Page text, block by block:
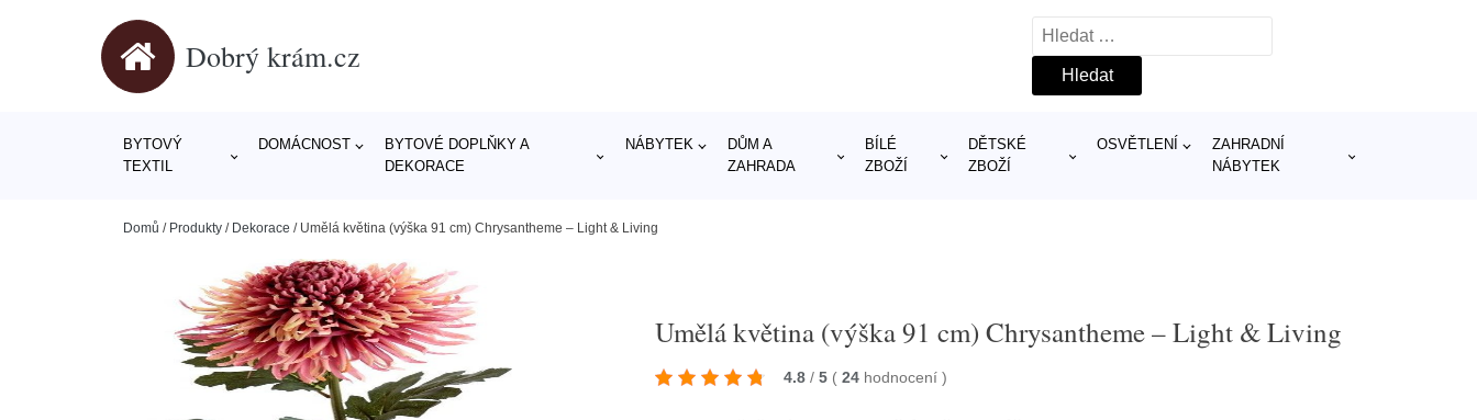
Dobrý krám.cz
Vyhledávání
BYTOVÝ
TEXTIL
DOMÁCNOST
BYTOVÉ DOPLŇKY A
DEKORACE
NÁBYTEK
DŮM A
ZAHRADA
BÍLÉ
ZBOŽÍ
DĚTSKÉ
ZBOŽÍ
OSVĚTLENÍ
ZAHRADNÍ
NÁBYTEK
Domů / Produkty / Dekorace / Umělá květina (výška 91 cm) Chrysantheme – Light & Living
Umělá květina (výška 91 cm) Chrysantheme – Light & Living
4.8 / 5 ( 24 hodnocení)